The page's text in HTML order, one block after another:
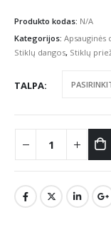
Produkto kodas: N/A
Kategorijos: Apsauginės
Stiklų dangos, Stiklų
TALPA